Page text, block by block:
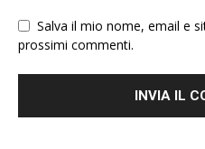
Salva il mio nome, email e
prossimi commenti.